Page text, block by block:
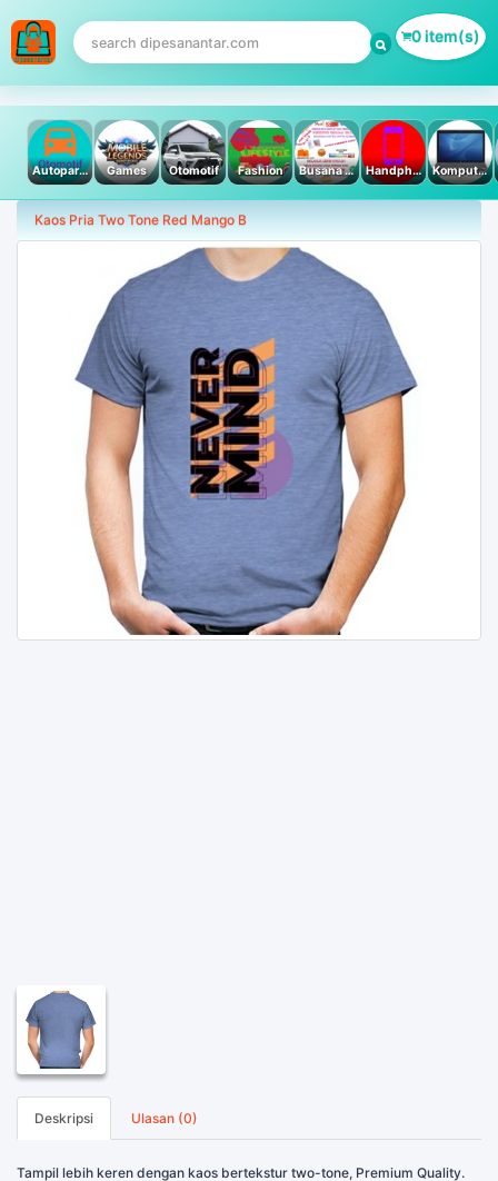
0 item(s)
Autoparts Games Otomotif Fashion Busana Muslim Handphone & Tablet Komputer PC & Laptop
Kaos Pria Two Tone Red Mango B
Deskripsi Ulasan (0)
Tampil lebih keren dengan kaos bertekstur two-tone, Premium Quality.